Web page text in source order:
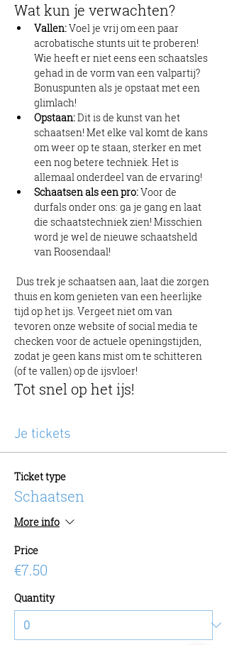
Wat kun je verwachten?
Vallen: Voel je vrij om een paar
acrobatische stunts uit te proberen!
Wie heeft er niet eens een schaatsles
gehad in de vorm van een valpartij?
Bonuspunten als je opstaat met een
glimlach!
Opstaan: Dit is de kunst van het
schaatsen! Met elke val komt de kans
om weer op te staan, sterker en met
een nog betere techniek. Het is
allemaal onderdeel van de ervaring!
Schaatsen als een pro: Voor de
durfals onder ons: ga je gang en laat
die schaatstechniek zien! Misschien
word je wel de nieuwe schaatsheld
van Roosendaal!
thuis en kom genieten van een heerlijke
tijd op het ijs. Vergeet niet om van
tevoren onze website of social media te
checken voor de actuele openingstijden,
zodat je geen kans mist om te schitteren
(of te vallen) op de ijsvloer!
Tot snel op het ijs!
Je tickets
Ticket type
Schaatsen
More info
Price
€7.50
Quantity